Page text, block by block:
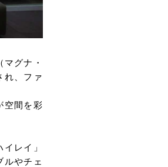
グナ・
れ、ファ
空間を彩
レイ」
やチェ